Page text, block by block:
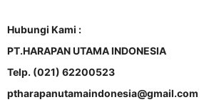
Hubungi Kami :
PT.HARAPAN UTAMA INDONESIA
Telp. (021) 62200523
ptharapanutamaindonesia@gmail.com